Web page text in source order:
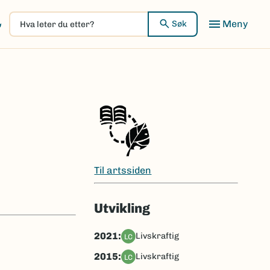
Hva
leter
du
Søk Meny
Til artssiden
Utvikling
2021: LC livskraftig
2015: LC livskraftig